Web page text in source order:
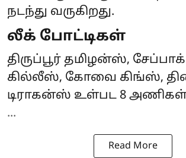
நடந்து வருகிறது.
லீக் போட்டிகள்
திருப்பூர் தமிழன்ஸ்,
கில்லீஸ், கோவை கிங்ஸ்,
டிராகன்ஸ் உள்பட 8
...
Read More